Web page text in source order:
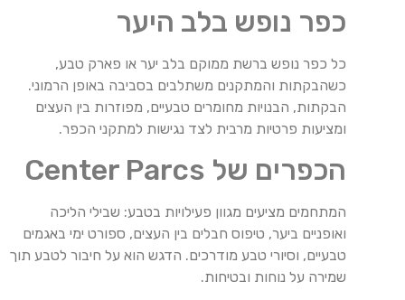
כפר נופש בלב היער
כל כפר נופש ברשת ממוקם בלב יער או פארק טבע,
כשהבקתות והמתקנים משתלבים בסביבה באופן הרמוני.
הבקתות, הבנויות מחומרים טבעיים, מפוזרות בין העצים
ומציעות פרטיות מרבית לצד נגישות למתקני הכפר.
הכפרים של Center Parcs
המתחמים מציעים מגוון פעילויות בטבע: שבילי הליכה
ואופניים ביער, טיפוס חבלים בין העצים, ספורט ימי באגמים
טבעיים, וסיורי טבע מודרכים. הדגש הוא על חיבור לטבע תוך
שמירה על נוחות ובטיחות.